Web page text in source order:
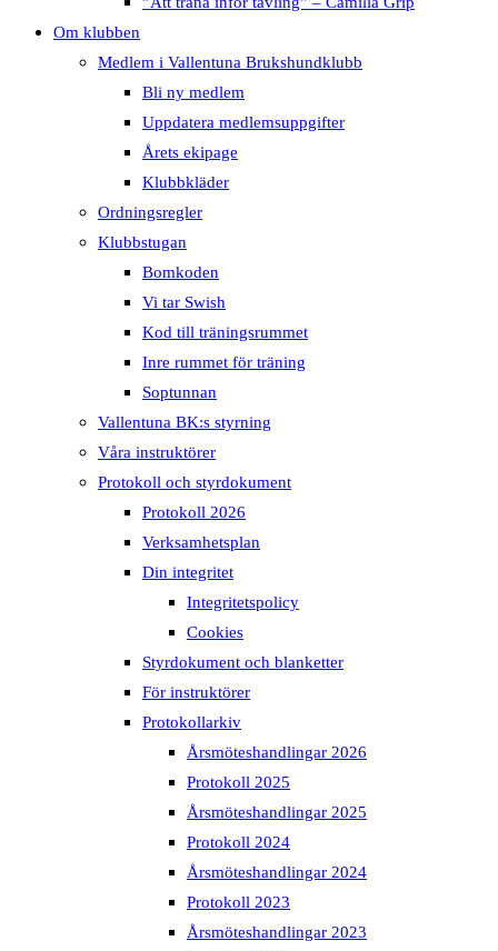
Om klubben
Medlem i Vallentuna Brukshundklubb
Bli ny medlem
Uppdatera medlemsuppgifter
Årets ekipage
Klubbkläder
Ordningsregler
Klubbstugan
Bomkoden
Vi tar Swish
Kod till träningsrummet
Inre rummet för träning
Soptunnan
Vallentuna BK:s styrning
Våra instruktörer
Protokoll och styrdokument
Protokoll 2026
Verksamhetsplan
Din integritet
Integritetspolicy
Cookies
Styrdokument och blanketter
För instruktörer
Protokollarkiv
Årsmöteshandlingar 2026
Protokoll 2025
Årsmöteshandlingar 2025
Protokoll 2024
Årsmöteshandlingar 2024
Protokoll 2023
Årsmöteshandlingar 2023